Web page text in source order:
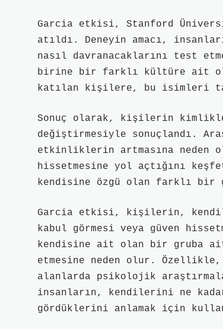
Garcia etkisi, Stanford
atıldı. Deneyin amacı,
nasıl davranacaklarını test
birine bir farklı kültüre ait
katılan kişilere, bu isimleri
Sonuç olarak, kişilerin
değiştirmesiyle sonuçlandı.
etkinliklerin artmasına neden
hissetmesine yol açtığını
kendisine özgü olan farklı bir
Garcia etkisi, kişilerin,
kabul görmesi veya güven
kendisine ait olan bir gruba
etmesine neden olur.
alanlarda psikolojik
insanların, kendilerini ne
gördüklerini anlamak için